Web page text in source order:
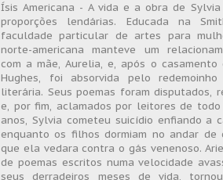
Ísis Americana - A vida e a obra de
proporções lendárias. Educada na
faculdade particular de artes para
norte-americana manteve um
com a mãe, Aurelia, e, após o casamento
Hughes, foi absorvida pelo redemoinho
literária. Seus poemas foram disputados,
e, por fim, aclamados por leitores de todo
anos, Sylvia cometeu suicídio enfiando a
enquanto os filhos dormiam no andar de
que ela vedara contra o gás venenoso.
de poemas escritos numa velocidade
seus derradeiros meses de vida,